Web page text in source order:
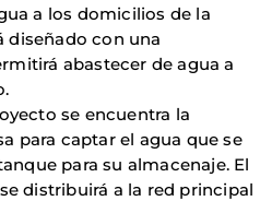
a los domicilios de la
diseñado con una
abastecer de agua a
se encuentra la
para captar el agua que se
para su almacenaje. El
distribuirá a la red principal